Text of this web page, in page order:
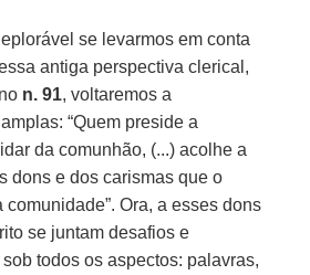
se levarmos em conta
antiga perspectiva clerical,
n. 91, voltaremos a
“Quem preside a
da comunhão, (...) acolhe a
dons e dos carismas que o
comunidade”. Ora, a esses dons
se juntam desafios e
todos os aspectos: palavras,